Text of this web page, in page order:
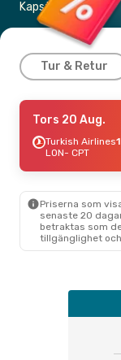
Kapstaden
Tur & Retur
Ons 16 Sep.-
1 Mellanlandning
CPT
Lör 17 Okt.-
- LON
Tors 20 Aug.
Turkish Airlines
LON- CPT
Priserna som
senaste 20
betraktas som
tillgänglighet